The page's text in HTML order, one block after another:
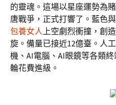
的靈魂。這場以星座運勢為
唐戰爭，正式打響了。藍色
包養女人上空劇烈衝撞，創
旋。備量已接近12億臺。人
機、AI電腦、AI眼鏡等各類
輪花費進級。